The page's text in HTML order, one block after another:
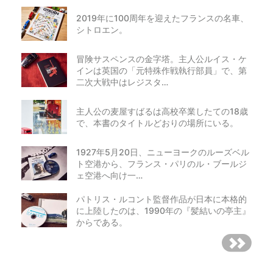
2019年に100周年を迎えたフランスの名車、
シトロエン。
冒険サスペンスの金字塔。主人公ルイス・ケ
インは英国の「元特殊作戦執行部員」で、第
二次大戦中はレジスタ…
主人公の麦屋すばるは高校卒業したての18歳
で、本書のタイトルどおりの場所にいる。
1927年5月20日、ニューヨークのルーズベル
ト空港から、フランス・パリのル・ブールジ
ェ空港へ向け一…
パトリス・ルコント監督作品が日本に本格的
に上陸したのは、1990年の『髪結いの亭主』
からである。